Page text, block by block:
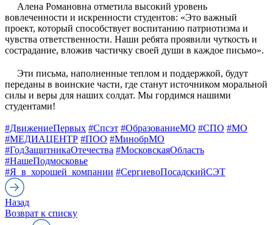
Алена Романовна отметила высокий уровень
вовлеченности и искренности студентов: «Это важный
проект, который способствует воспитанию патриотизма и
чувства ответственности. Наши ребята проявили чуткость и
сострадание, вложив частичку своей души в каждое письмо».
Эти письма, наполненные теплом и поддержкой, будут
переданы в воинские части, где станут источником моральной
силы и веры для наших солдат. Мы гордимся нашими
студентами!
#ДвижениеПервых #Спсэт #ОбразованиеМО #СПО #МО
#МЕДИАЦЕНТР #ПОО #МинобрМО
#ГодЗащитникаОтечества #МосковскаяОбласть
#НашеПодмосковье
#Я_в_хорошей_компании #СергиевоПосадскийСЭТ
Назад
Возврат к списку